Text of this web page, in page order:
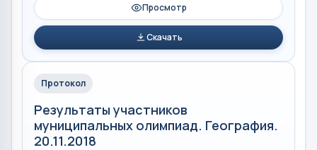
Просмотр
Скачать
Протокол
Результаты участников
муниципальных олимпиад. География.
20.11.2018